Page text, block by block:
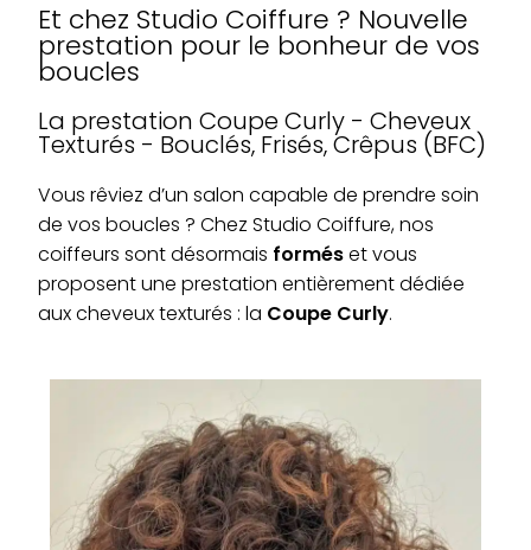
Et chez Studio Coiffure ? Nouvelle
prestation pour le bonheur de vos
boucles
La prestation Coupe Curly - Cheveux
Texturés - Bouclés, Frisés, Crêpus (BFC)
Vous rêviez d’un salon capable de prendre soin
de vos boucles ? Chez Studio Coiffure, nos
coiffeurs sont désormais forméset vous
proposent une prestation entièrement dédiée
aux cheveux texturés : la Coupe Curly.